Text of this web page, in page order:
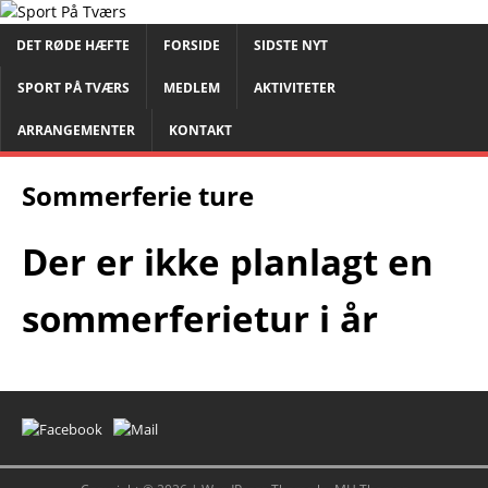
DET RØDE HÆFTE FORSIDE SIDSTE NYT
SPORT PÅ TVÆRS MEDLEM AKTIVITETER
ARRANGEMENTER KONTAKT
Sommerferie ture
Der er ikke planlagt en
sommerferietur i år